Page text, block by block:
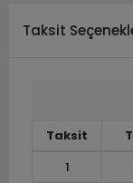
Taksit
Taksit
1